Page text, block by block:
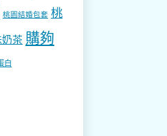
桃園結婚包套 桃
茶 購夠
白